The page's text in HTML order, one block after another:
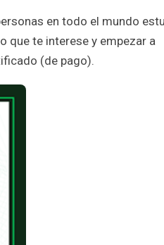
en todo el mundo
que te interese y empezar a
(de pago).